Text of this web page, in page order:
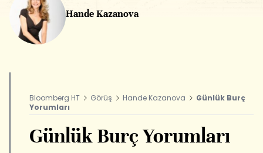
Hande Kazanova
Bloomberg HT Görüş Hande Kazanova
Günlük Burç
Yorumları
Günlük Burç Yorumları